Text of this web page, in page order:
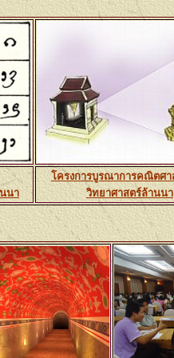
นา
โครงการบูรณาการคณิตศา
วิทยาศาสตร์ล้านนา